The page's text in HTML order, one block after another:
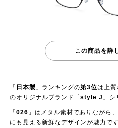
この商品を詳
「 日本製 」ランキングの第3位は上質
のオリジナルブランド「style J 」シ
「026 」はメタル素材でありながら
にも見える新鮮なデザインが魅力です